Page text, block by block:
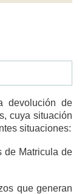
devolución de
cuya situación
situaciones:
de Matricula de
que generan